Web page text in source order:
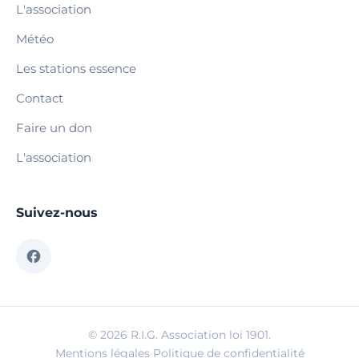
L'association
Météo
Les stations essence
Contact
Faire un don
L'association
Suivez-nous
© 2026 R.I.G. Association loi 1901.
Mentions légales·Politique de confidentialité